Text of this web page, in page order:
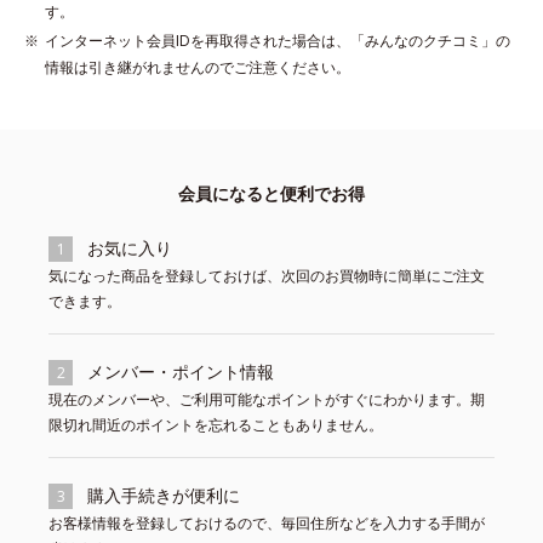
す。
インターネット会員IDを再取得された場合は、「みんなのクチコミ」の
情報は引き継がれませんのでご注意ください。
会員になると便利でお得
1 お気に入り
気になった商品を登録しておけば、次回のお買物時に簡単にご注文
できます。
2 メンバー・ポイント情報
現在のメンバーや、ご利用可能なポイントがすぐにわかります。期
限切れ間近のポイントを忘れることもありません。
3 購入手続きが便利に
お客様情報を登録しておけるので、毎回住所などを入力する手間が